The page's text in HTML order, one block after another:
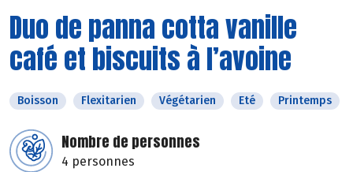
Duo de panna cotta vanille
café et biscuits à l’avoine
Boisson Flexitarien Végétarien Eté Printemps
Nombre de personnes
4 personnes